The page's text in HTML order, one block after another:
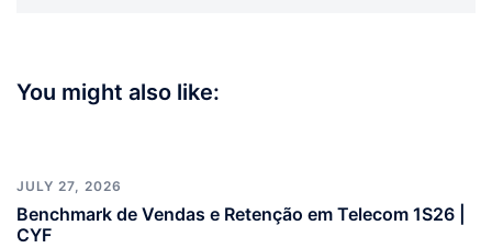
You might also like:
JULY 27, 2026
Benchmark de Vendas e Retenção em Telecom 1S26 |
CYF